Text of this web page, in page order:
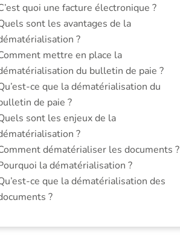
quoi une facture électronique ?
sont les avantages de la
?
mettre en place la
du bulletin de paie ?
ce que la dématérialisation du
de paie ?
sont les enjeux de la
?
dématérialiser les documents ?
la dématérialisation ?
ce que la dématérialisation des
?